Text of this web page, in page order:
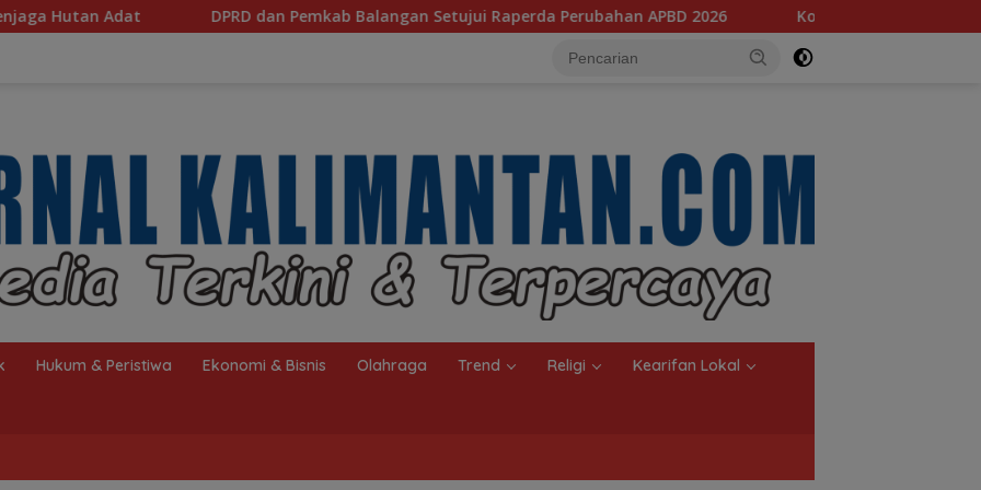
DPRD dan Pemkab Balangan Setujui Raperda Perubahan APBD 2026 ‎Komisi III Dorong Percepatan Revitalisasi
Hukum & Peristiwa Ekonomi & Bisnis Olahraga Trend Religi Kearifan Lokal